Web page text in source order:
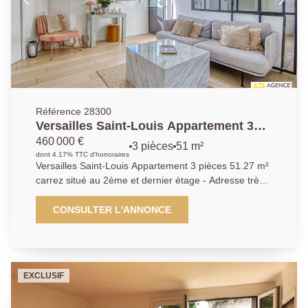
Référence 28300
Versailles Saint-Louis Appartement 3
pièces 51.27 m² carrez situé au 2ème et
dernier étage
460 000 €
dont 4.17% TTC d'honoraires
3 pièces 51 m²
Versailles Saint-Louis Appartement 3 pièces 51.27 m²
carrez situé au 2ème et dernier étage - Adresse très
recherchée au calme absolu et à quelques minutes à
pied des commerces, écoles de renom et transports
(gare des Chantiers et Rive-Gauche) pour ce superbe
immeuble ancien "l'Hôtel des Ecuyers du Roi"
entièrement réhabilité en 2010. Vous y découvrirez:
Entrée, wc invités, cuisine ouverte entièrement
CONSULTER L'ANNONCE
EXCLUSIF